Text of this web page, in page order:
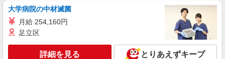
経験・能力による 【試用期間】時給 0 円 〜 0 円
■ソフトバンク販売契約社員【山陽小野田市エ
リア】 山口県山陽小野田市
詳細を見る
大学病院の中材滅菌
月給 254,160円
足立区
詳細を見る とりあえずキープ